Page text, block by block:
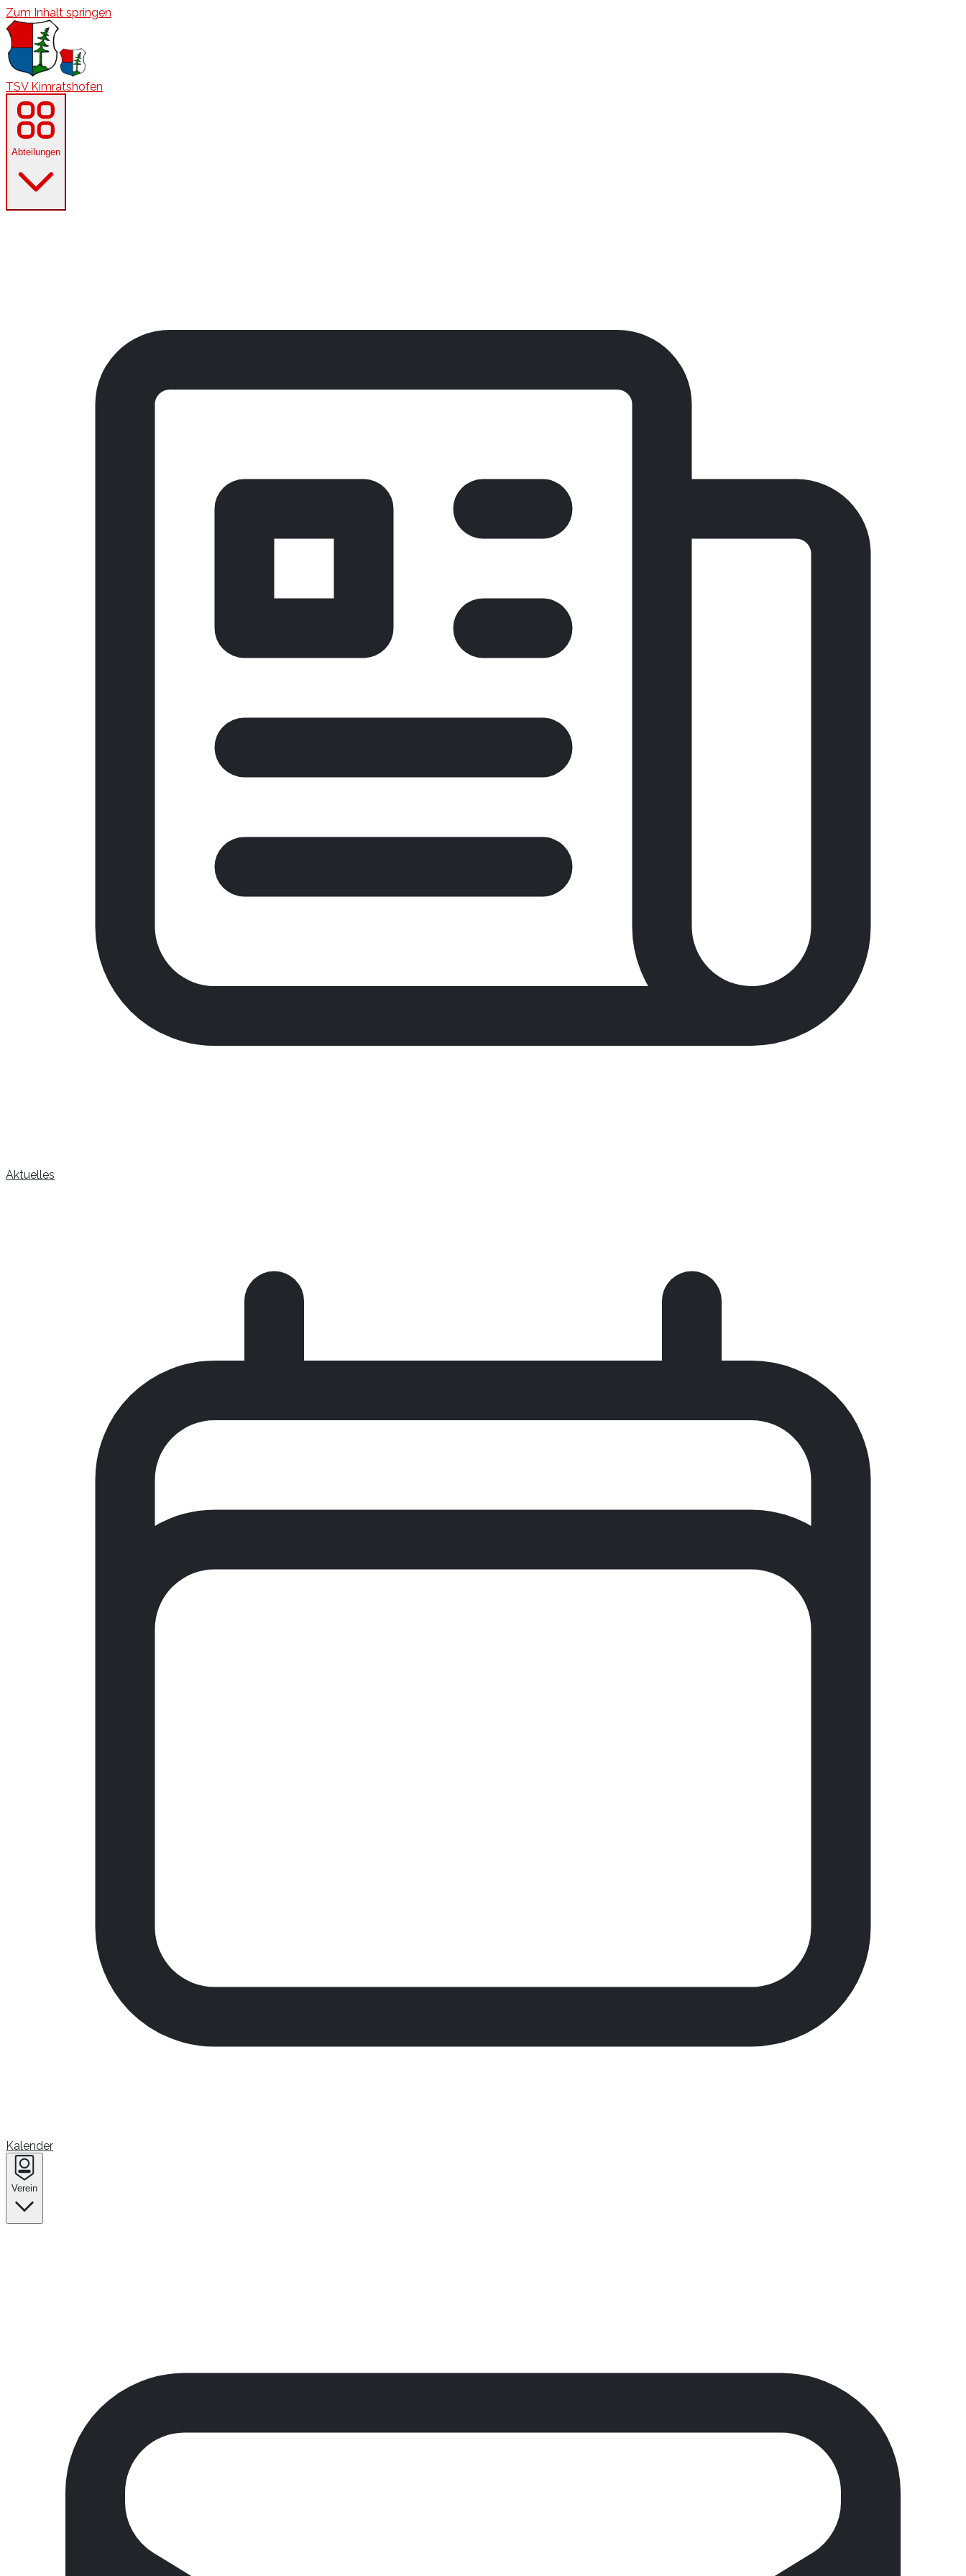
Zum Inhalt springen
TSV Kimratshofen
Abteilungen
Aktuelles
Kalender
Verein